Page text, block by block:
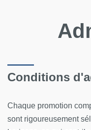
Conditions
Chaque promotion
sont rigoureusement